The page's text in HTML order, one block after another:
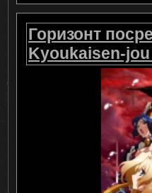
Горизонт
Kyoukaisen-